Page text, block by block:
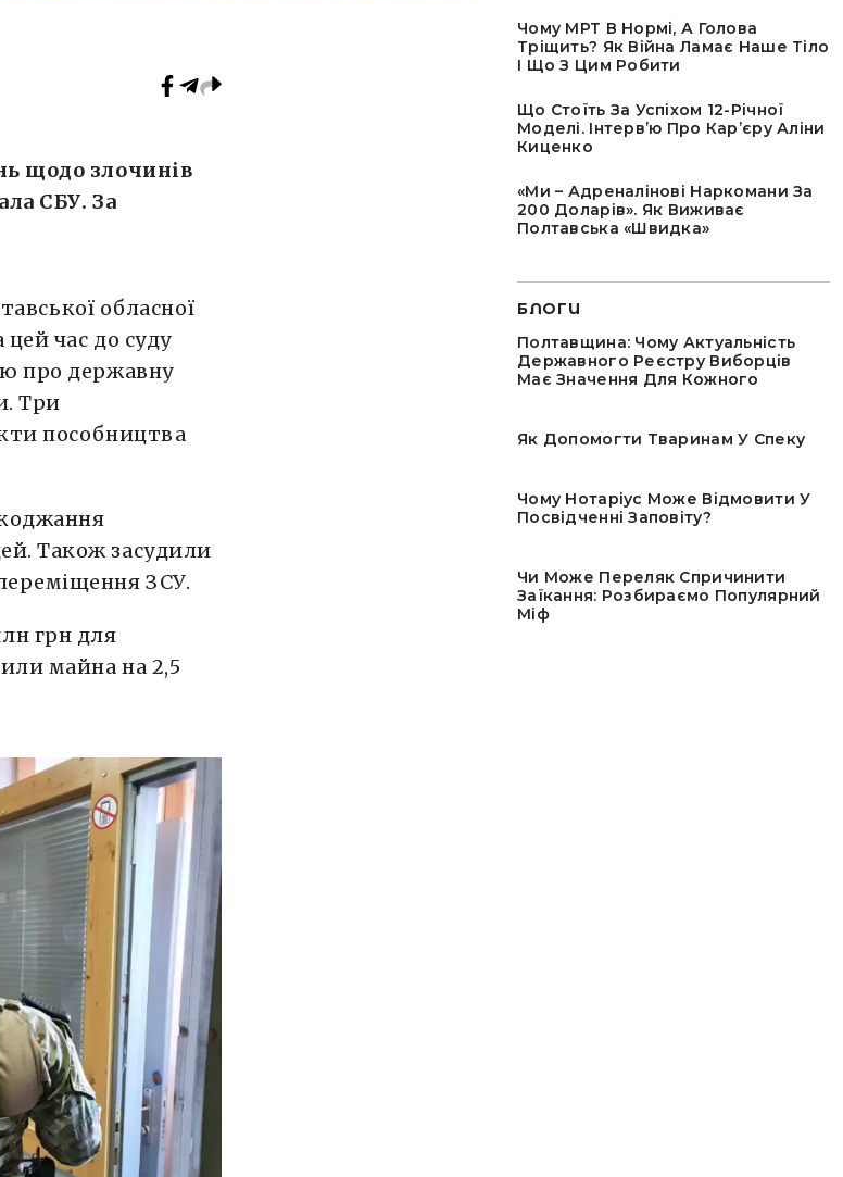
щодо злочинів
СБУ. За
обласної
час до суду
про державну
Три
пособництва
Також засудили
ЗСУ.
грн для
майна на 2,5
Чому МРТ В Нормі, А Голова
Тріщить? Як Війна Ламає Наше Тіло
І Що З Цим Робити
Що Стоїть За Успіхом 12-Річної
Моделі. Інтервʼю Про Карʼєру Аліни
Киценко
«Ми – Адреналінові Наркомани За
200 Доларів». Як Виживає
Полтавська «швидка»
БЛОГИ
Полтавщина: Чому Актуальність
Державного Реєстру Виборців
Має Значення Для Кожного
Як Допомогти Тваринам У Спеку
Чому Нотаріус Може Відмовити У
Посвідченні Заповіту?
Чи Може Переляк Спричинити
Заїкання: Розбираємо Популярний
Міф